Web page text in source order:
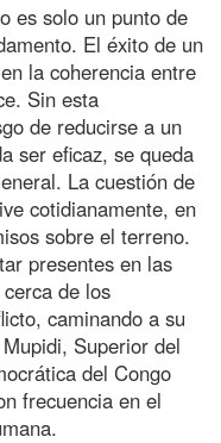
es solo un punto de
El éxito de un
la coherencia entre
Sin esta
de reducirse a un
ser eficaz, se queda
La cuestión de
cotidianamente, en
sobre el terreno.
presentes en las
de los
caminando a su
Superior del
del Congo
frecuencia en el